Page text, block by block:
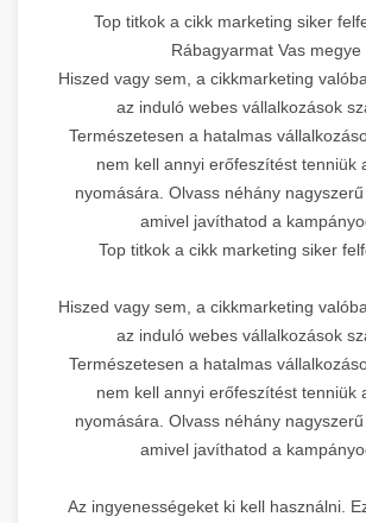
Top titkok a cikk marketing siker
Rábagyarmat Vas megye
Hiszed vagy sem, a cikkmarketing
az induló webes vállalkozások
Természetesen a hatalmas
nem kell annyi erőfeszítést tenniük
nyomására. Olvass néhány nagyszerű
amivel javíthatod a
Top titkok a cikk marketing siker
Hiszed vagy sem, a cikkmarketing
az induló webes vállalkozások
Természetesen a hatalmas
nem kell annyi erőfeszítést tenniük
nyomására. Olvass néhány nagyszerű
amivel javíthatod a
Az ingyenességeket ki kell használni.